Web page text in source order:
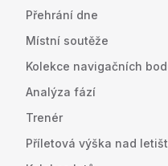
Přehrání dne
Místní soutěže
Kolekce navigačních
Analýza fází
Trenér
Příletová výška nad